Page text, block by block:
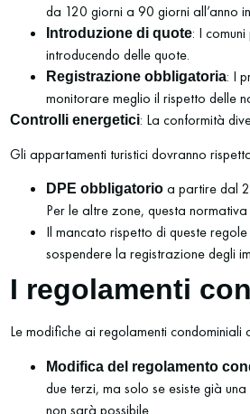
da 120 giorni a 90 giorni all’anno
Introduzione di quote: I
introducendo delle quote.
Registrazione obbligatoria: I
monitorare meglio il rispetto delle
Controlli energetici: La conformità
Gli appartamenti turistici dovranno
DPE obbligatorio a partire dal
Per le altre zone, questa
Il mancato rispetto di queste
sospendere la registrazione degli
I regolamenti
Le modifiche ai regolamenti
Modifica del regolamento
due terzi, ma solo se esiste già
non sarà possibile.